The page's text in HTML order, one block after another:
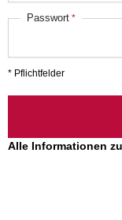
Passwort
* Pflichtfelder
Alle Informationen